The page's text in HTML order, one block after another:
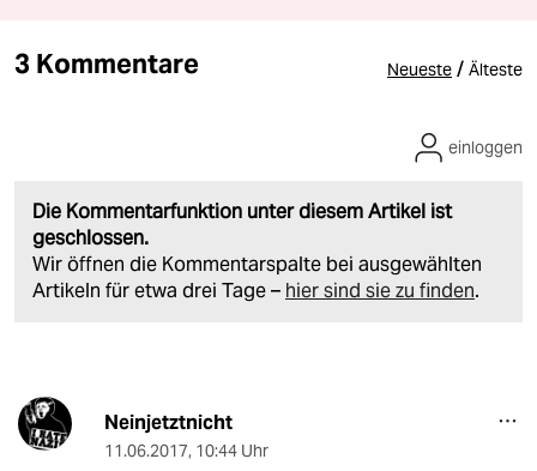
3 Kommentare Neueste / Älteste
Die Kommentarfunktion unter diesem Artikel ist
geschlossen.
Wir öffnen die Kommentarspalte bei ausgewählten
Artikeln für etwa drei Tage – hier sind sie zu finden.
einloggen
Neinjetztnicht
11.06.2017, 10:44 Uhr